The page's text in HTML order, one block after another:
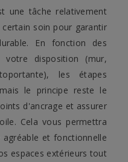
une tâche relativement
soin pour garantir
En fonction des
disposition (mur,
les étapes
le principe reste le
d'ancrage et assurer
Cela vous permettra
et fonctionnelle
espaces extérieurs tout